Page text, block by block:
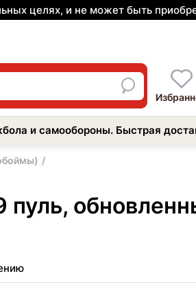
целях, и не может быть
и самообороны. Быстрая